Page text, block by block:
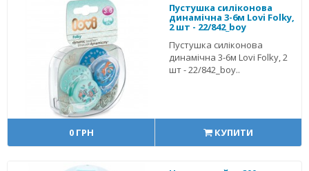
Пустушка силіконова
динамічна 3-6м Lovi Folky,
2 шт - 22/842_boy
Пустушка силіконова
динамічна 3-6м Lovi Folky, 2
шт - 22/842_boy..
0 ГРН КУПИТИ